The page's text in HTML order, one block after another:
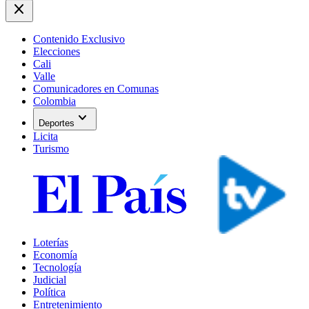
close
Contenido Exclusivo
Elecciones
Cali
Valle
Comunicadores en Comunas
Colombia
Deportes expand_more
Licita
Turismo
Loterías
Economía
Tecnología
Judicial
Política
Entretenimiento